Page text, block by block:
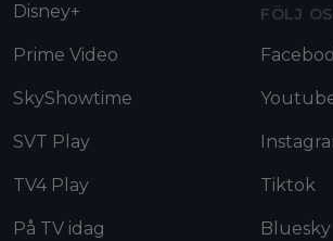
Disney+
Prime Video
SkyShowtime
SVT Play
TV4 Play
På TV idag
FÖLJ
Tiktok
Bluesky